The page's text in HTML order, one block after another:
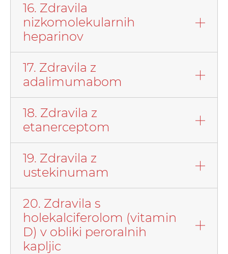
16. Zdravila
nizkomolekularnih
heparinov
17. Zdravila z
adalimumabom
18. Zdravila z
etanerceptom
19. Zdravila z
ustekinumam
20. Zdravila s
holekalciferolom (vitamin
D) v obliki peroralnih
kapljic